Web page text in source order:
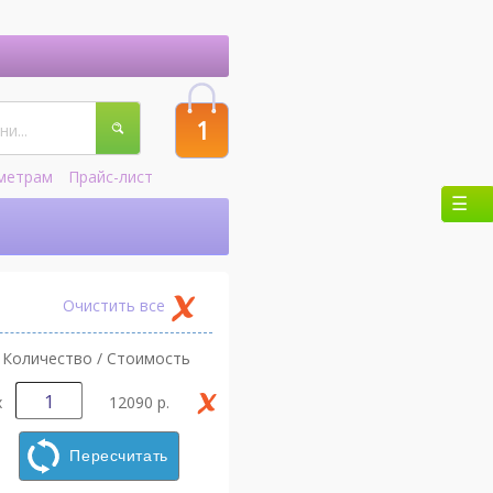
Прайс-лист
1
Очистить все
Количество / Стоимость
12090 р.
Пересчитать